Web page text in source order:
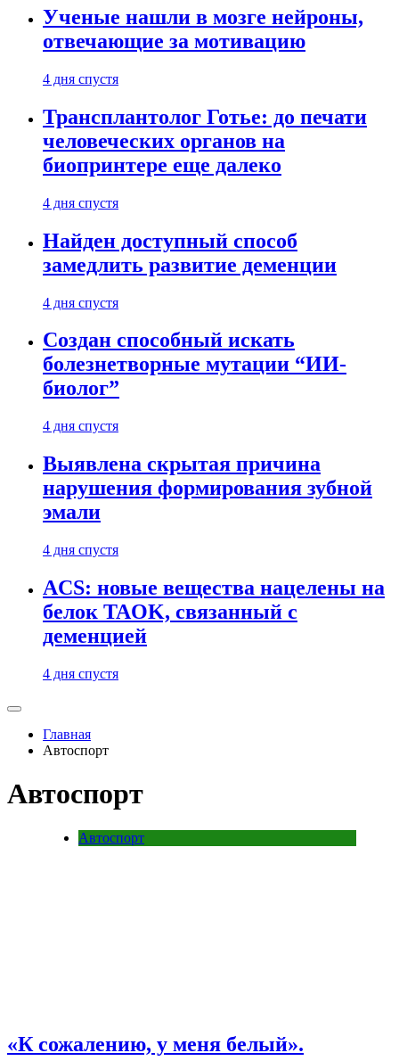
Ученые нашли в мозге нейроны,
отвечающие за мотивацию
4 дня спустя
Трансплантолог Готье: до печати
человеческих органов на
биопринтере еще далеко
4 дня спустя
Найден доступный способ
замедлить развитие деменции
4 дня спустя
Создан способный искать
болезнетворные мутации “ИИ-
биолог”
4 дня спустя
Выявлена скрытая причина
нарушения формирования зубной
эмали
4 дня спустя
ACS: новые вещества нацелены на
белок TAOK, связанный с
деменцией
4 дня спустя
Главная
Автоспорт
Автоспорт
Автоспорт
«К сожалению, у меня белый».